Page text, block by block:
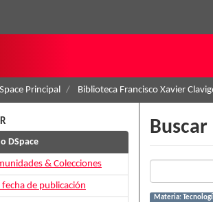
Principal Biblioteca Francisco Xavier
Buscar
Materia:
DSpace
& Colecciones
fecha de publicación